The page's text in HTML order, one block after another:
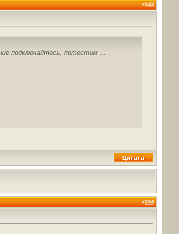
#243
подключайтесь, потестим ...
#244